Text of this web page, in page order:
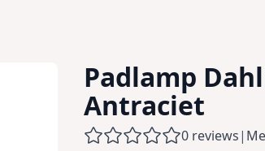
Padlamp
Antraciet
0 reviews|